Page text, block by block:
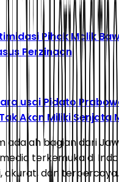
Pihak Malik
Perzinaan
usai Pidato
Akan Miliki Senjata
adalah bagian dari
terkemuka di
akurat, dan terpercaya.